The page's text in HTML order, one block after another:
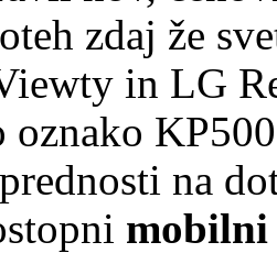
zdaj že
in LG
oznako
na
mobilni